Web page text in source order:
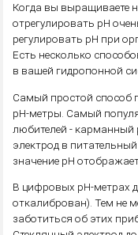
Когда вы выращиваете
отрегулировать pH
регулировать pH при
Есть несколько
в вашей гидропонной
Самый простой способ
pH-метры. Самый
любителей - карманный
электрод в
значение pH
В цифровых pH-метрах
откалиброван). Тем не
заботиться об этих